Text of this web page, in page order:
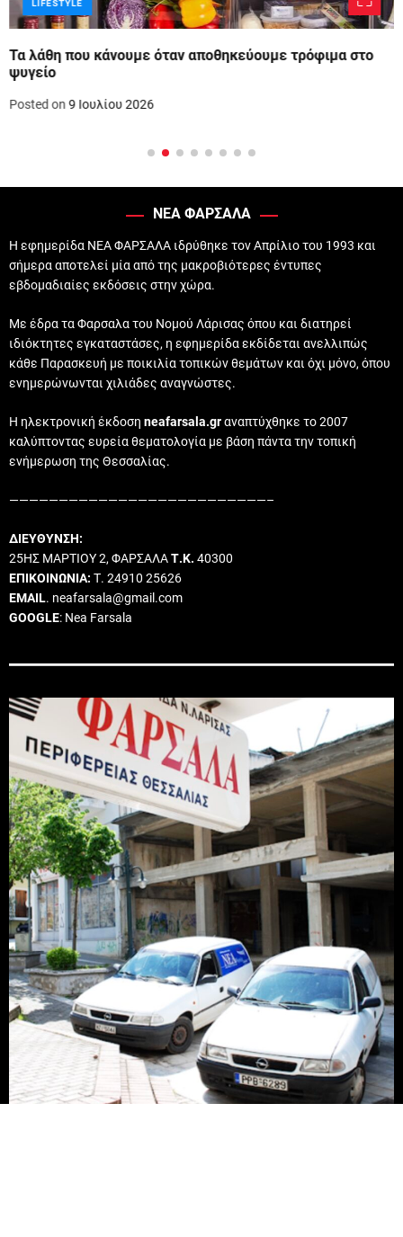
LIFESTYLE
Τα λάθη που κάνουμε όταν αποθηκεύουμε τρόφιμα στο
ψυγείο
Posted on9 Ιουλίου 2026
ΝΕΑ ΦΑΡΣΑΛΑ
Η εφημερίδα ΝΕΑ ΦΑΡΣΑΛΑ ιδρύθηκε τον Απρίλιο του 1993 και
σήμερα αποτελεί μία από της μακροβιότερες έντυπες
εβδομαδιαίες εκδόσεις στην χώρα.
Με έδρα τα Φαρσαλα του Νομού Λάρισας όπου και διατηρεί
ιδιόκτητες εγκαταστάσες, η εφημερίδα εκδίδεται ανελλιπώς
κάθε Παρασκευή με ποικιλία τοπικών θεμάτων και όχι μόνο, όπου
ενημερώνωνται χιλιάδες αναγνώστες.
Η ηλεκτρονική έκδοση neafarsala.grαναπτύχθηκε το 2007
καλύπτοντας ευρεία θεματολογία με βάση πάντα την τοπική
ενήμερωση της Θεσσαλίας.
——————————————————————————–
ΔΙΕΥΘΥΝΣΗ:
25ΗΣ ΜΑΡΤΙΟΥ 2, ΦΑΡΣΑΛΑΤ.Κ. 40300
ΕΠΙΚΟΙΝΩΝΙΑ: Τ. 24910 25626
EMAIL. neafarsala@gmail.com
GOOGLE: Nea Farsala